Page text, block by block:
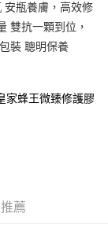
銀行
商業銀行
頁面所載為準。
安瓶養膚，高效修
雙抗一顆到位，
裝 聰明保養
家蜂王微臻修護膠
薦